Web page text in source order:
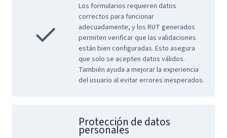
Los formularios requieren datos
correctos para funcionar
adecuadamente, y los RUT generados
permiten verificar que las validaciones
están bien configuradas. Esto asegura
que solo se acepten datos válidos.
También ayuda a mejorar la experiencia
del usuario al evitar errores inesperados.
Protección de datos
personales